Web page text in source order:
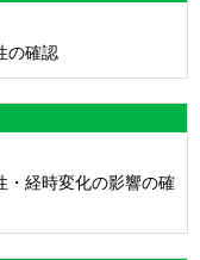
の確認
・経時変化の影響の確